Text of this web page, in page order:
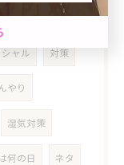
紫外線
ャル 対策
やり
湿気対策
何の日 ネタ
髪染め＆カ
ケア。週末
上がり☆